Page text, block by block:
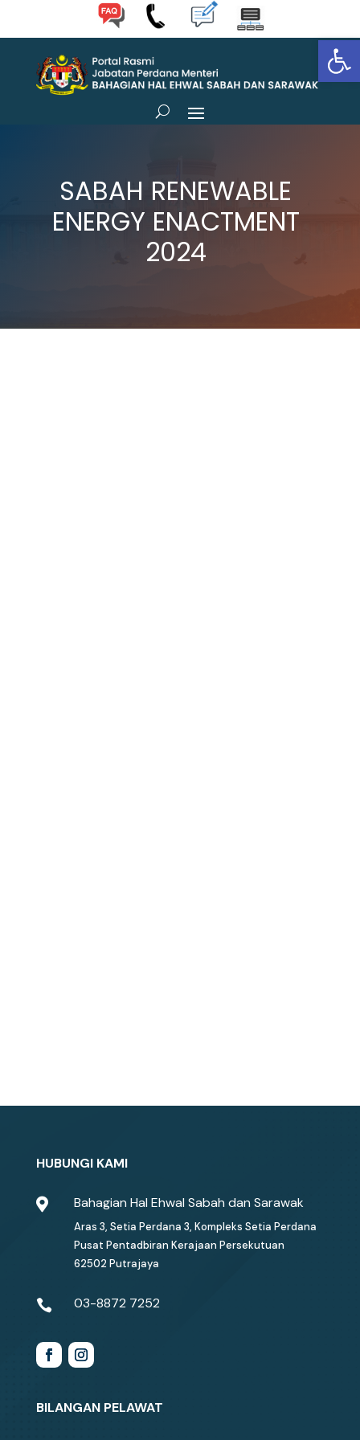
SABAH RENEWABLE
ENERGY ENACTMENT
2024
HUBUNGI KAMI
 Bahagian Hal Ehwal Sabah dan Sarawak
Aras 3, Setia Perdana 3, Kompleks Setia Perdana
Pusat Pentadbiran Kerajaan Persekutuan
62502 Putrajaya
 03-8872 7252
BILANGAN PELAWAT